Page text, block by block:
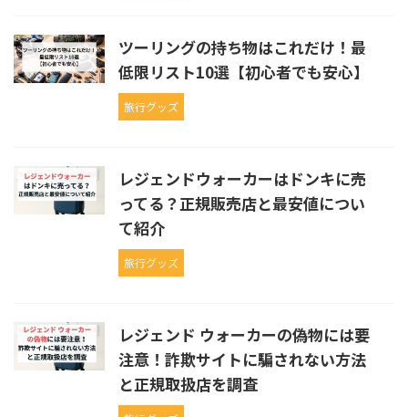
ツーリングの持ち物はこれだけ！最
低限リスト10選【初心者でも安心】
旅行グッズ
レジェンドウォーカーはドンキに売
ってる？正規販売店と最安値につい
て紹介
旅行グッズ
レジェンド ウォーカーの偽物には要
注意！詐欺サイトに騙されない方法
と正規取扱店を調査